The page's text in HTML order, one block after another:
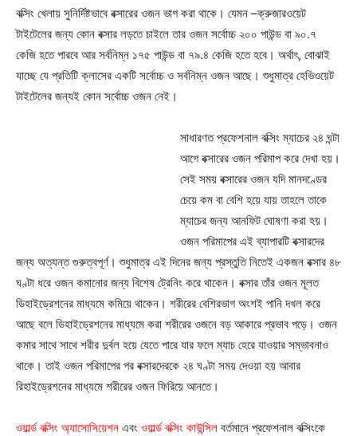
বক্সিং খেলায় সুনির্দিষ্টভাবে বক্সারের ওজন ভাগ করা থাকে। যেমন –ক্রুজারওয়েট
টাইটেলের জন্য কোন বক্সার লড়তে চাইলে তার ওজন সর্বোচ্চ ২০০ পাউন্ড বা ৯০.৭
কেজি হতে পারবে আর সর্বনিম্ন ১৭৫ পাউন্ড বা ৭৯.৪ কেজি হতে হবে। অর্থাৎ, বোঝাই
যাচ্ছে যে প্রতিটি ক্লাসের একটি সর্বোচ্চ ও সর্বনিম্ন ওজন আছে। শুধুমাত্র হেভিওয়েট
টাইটেলের জন্যই কোন সর্বোচ্চ ওজন নেই।
সাধারণত প্রফেশনাল বক্সিং ম্যাচের ২৪ ঘন্টা
আগে বক্সারের ওজন পরিমাপ করে দেখা হয়।
সেই সময় বক্সারের ওজন যদি মানদণ্ডের
চেয়ে কম বা বেশি হয়ে যায় তাহলে তাকে
ম্যাচের জন্য আনফিট ঘোষণা করা হয়।
ওজন পরিমাপের এই ব্যাপারটি বক্সারদের
জন্য অত্যন্ত গুরুত্বপূর্ণ। শুধুমাত্র এই দিনের জন্য প্রস্তুতি নিতেই একজন বক্সার ৪৮
ঘণ্টা ধরে ওজন কমানোর জন্য বিশেষ ট্রেনিং করে থাকেন। বক্সার তাঁর ওজন মূলত
ডিহাইড্রেশনের মাধ্যমে কমিয়ে থাকেন। শরীরের বেশিরভাগ অংশই পানি দখল করে
আছে বলে ডিহাইড্রেশনের মাধ্যমে করা শরীরের ওজনে বড় আকারে প্রভাব পড়ে। ওজন
কমার সাথে সাথে শরীর দুর্বল হয়ে যেতে পারে যার ফলে ম্যাচ হেরে যাওয়ার সম্ভাবনাও
থাকে। তাই ওজন পরিমাপের পর বক্সারদেরকে ২৪ ঘণ্টা সময় দেওয়া হয় আবার
রিহাইড্রেশনের মাধ্যমে শরীরের ওজন ফিরিয়ে আনতে।
ওয়ার্ল্ড বক্সিং অ্যাসোসিয়েশন এবং ওয়ার্ল্ড বক্সিং কাউন্সিল বর্তমানে প্রফেশনাল বক্সিংকে